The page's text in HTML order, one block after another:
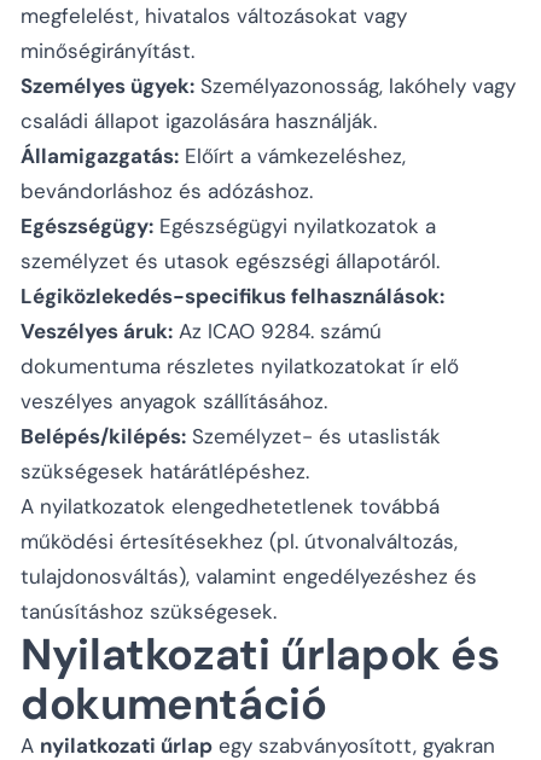
megfelelést, hivatalos változásokat vagy
minőségirányítást.
Személyes ügyek: Személyazonosság, lakóhely vagy
családi állapot igazolására használják.
Államigazgatás: Előírt a vámkezeléshez,
bevándorláshoz és adózáshoz.
Egészségügy: Egészségügyi nyilatkozatok a
személyzet és utasok egészségi állapotáról.
Légiközlekedés-specifikus felhasználások:
Veszélyes áruk: Az ICAO 9284. számú
dokumentuma részletes nyilatkozatokat ír elő
veszélyes anyagok szállításához.
Belépés/kilépés: Személyzet- és utaslisták
szükségesek határátlépéshez.
A nyilatkozatok elengedhetetlenek továbbá
működési értesítésekhez (pl. útvonalváltozás,
tulajdonosváltás), valamint engedélyezéshez és
tanúsításhoz szükségesek.
Nyilatkozati űrlapok és
dokumentáció
A nyilatkozati űrlap egy szabványosított, gyakran